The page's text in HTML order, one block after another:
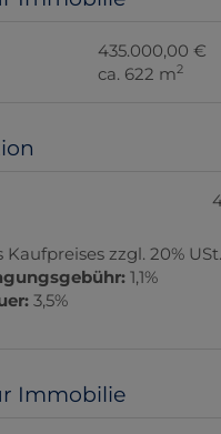
435.000,00 €
ca. 622 m2
Kaufpreises zzgl. 20% USt.
1,1%
3,5%
Immobilie